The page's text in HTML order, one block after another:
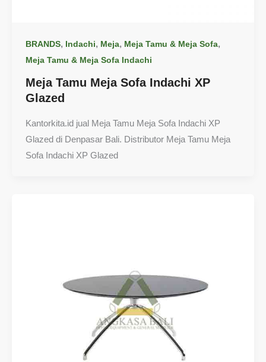
BRANDS, Indachi, Meja, Meja Tamu & Meja Sofa,
Meja Tamu & Meja Sofa Indachi
Meja Tamu Meja Sofa Indachi XP
Glazed
Kantorkita.id jual Meja Tamu Meja Sofa Indachi XP
Glazed di Denpasar Bali. Distributor Meja Tamu Meja
Sofa Indachi XP Glazed